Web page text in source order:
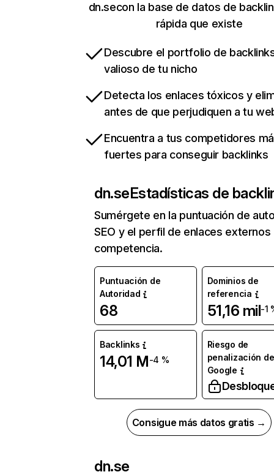
dn.secon la base de datos de
rápida que existe
Descubre el portfolio de
valioso de tu nicho
Detecta los enlaces tóxicos y
antes de que perjudiquen a tu
Encuentra a tus competidores
fuertes para conseguir backlinks
dn.seEstadísticas de
Sumérgete en la puntuación de
SEO y el perfil de enlaces externos
competencia.
Puntuación de
Autoridad
68
Dominios de
referencia
51,16 mil-1
Backlinks
14,01 M-4 %
Riesgo de
penalización de
Google
Consigue más datos gratis →
dn.se